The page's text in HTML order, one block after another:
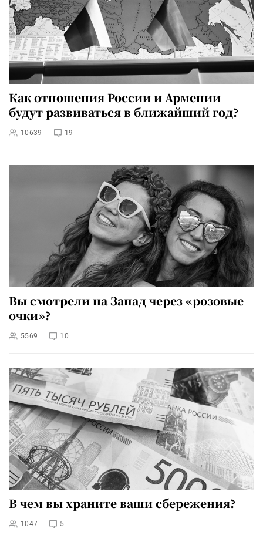
Как отношения России и Армении
будут развиваться в ближайший год?
10639 19
Вы смотрели на Запад через «розовые
очки»?
5569 10
В чем вы храните ваши сбережения?
1047 5